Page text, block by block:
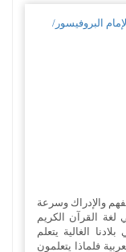
البروفيسور/
والإدراك وسرعة
لغة القرآن الكريم
الغالية يتعلم
فلماذا يتعلمون